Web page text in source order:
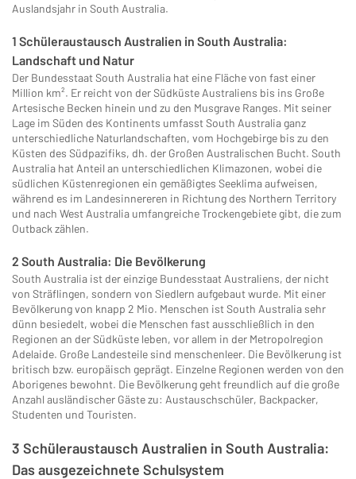
Auslandsjahr in South Australia.
1 Schüleraustausch Australien in South Australia:
Landschaft und Natur
Der Bundesstaat South Australia hat eine Fläche von fast einer
Million km². Er reicht von der Südküste Australiens bis ins Große
Artesische Becken hinein und zu den Musgrave Ranges. Mit seiner
Lage im Süden des Kontinents umfasst South Australia ganz
unterschiedliche Naturlandschaften, vom Hochgebirge bis zu den
Küsten des Südpazifiks, dh. der Großen Australischen Bucht. South
Australia hat Anteil an unterschiedlichen Klimazonen, wobei die
südlichen Küstenregionen ein gemäßigtes Seeklima aufweisen,
während es im Landesinnereren in Richtung des Northern Territory
und nach West Australia umfangreiche Trockengebiete gibt, die zum
Outback zählen.
2 South Australia: Die Bevölkerung
South Australia ist der einzige Bundesstaat Australiens, der nicht
von Sträflingen, sondern von Siedlern aufgebaut wurde. Mit einer
Bevölkerung von knapp 2 Mio. Menschen ist South Australia sehr
dünn besiedelt, wobei die Menschen fast ausschließlich in den
Regionen an der Südküste leben, vor allem in der Metropolregion
Adelaide. Große Landesteile sind menschenleer. Die Bevölkerung ist
britisch bzw. europäisch geprägt. Einzelne Regionen werden von den
Aborigenes bewohnt. Die Bevölkerung geht freundlich auf die große
Anzahl ausländischer Gäste zu: Austauschschüler, Backpacker,
Studenten und Touristen.
3 Schüleraustausch Australien in South Australia:
Das ausgezeichnete Schulsystem